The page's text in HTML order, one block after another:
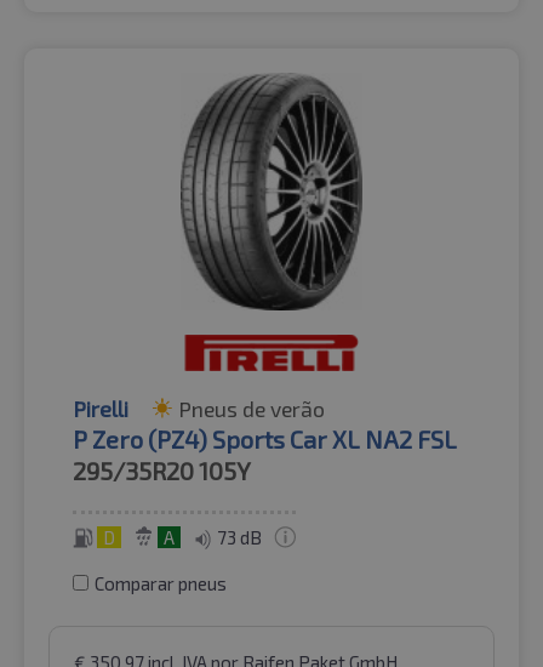
Pirelli Pneus de verão
P Zero (PZ4) Sports Car XL NA2 FSL
295/35R20105Y
D A 73 dB
Comparar pneus
€ 350.97incl. IVA por Raifen Paket GmbH